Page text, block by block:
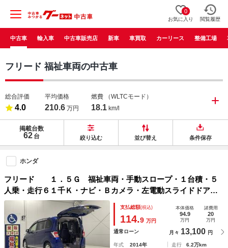
0
お気に入り 閲覧履歴
中古車 輸入車 中古車販売店 新車 車買取 カーリース 整備工場
フリード 福祉車両の中古車
総合評価
4.0
平均価格
210.6 万円
燃費 （WLTCモード）
18.1 km/l
掲載台数
62 台 絞り込む 並び替え 条件保存
ホンダ
フリード １．５Ｇ 福祉車両・手動スロープ・１台積・５
人乗・走行６１千Ｋ・ナビ・Ｂカメラ・左電動スライドドア・
キーレス・リヤシート有・６人乗りに変更カノウ・電動ウィン
チサード・ウィンチリモコン・ラッシングベルト
支払総額(税込)
114.9 万円
本体価格
94.9
万円
諸費用
20
万円
通常ローン 月々 13,100 円
年式 2014年 走行
6.2万km